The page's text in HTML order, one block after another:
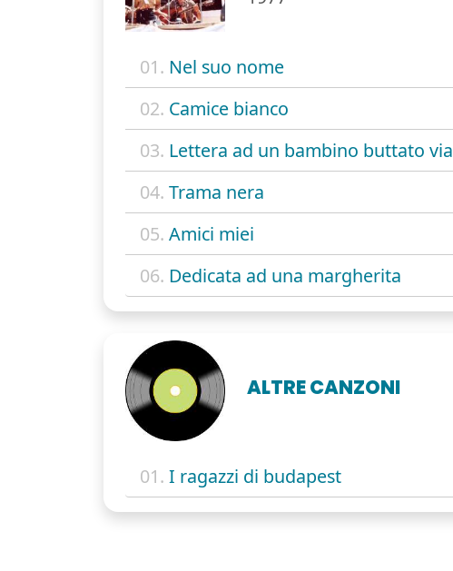
01. Nel suo nome
02. Camice bianco
03. Lettera ad un bambino buttato via
04. Trama nera
05. Amici miei
06. Dedicata ad una margherita
ALTRE CANZONI
01. I ragazzi di budapest